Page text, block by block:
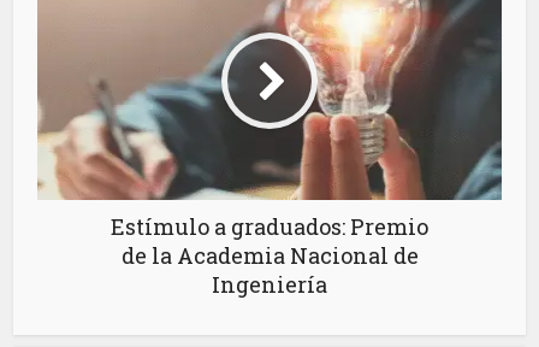
Estímulo a graduados: Premio
de la Academia Nacional de
Ingeniería